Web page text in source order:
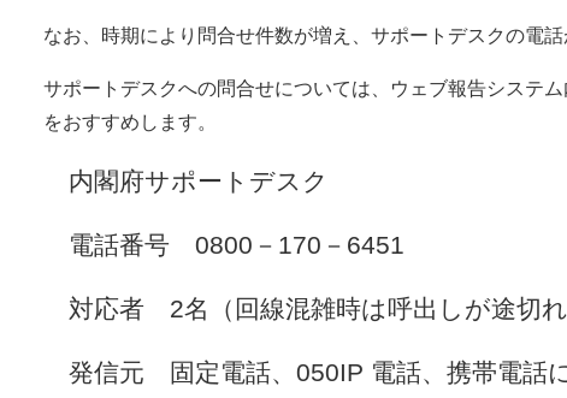
なお、時期により問合せ件数が増え、サポートデスクの電
サポートデスクへの問合せについては、ウェブ報告システ
をおすすめします。
内閣府サポートデスク
電話番号 0800－170－6451
対応者 2名（回線混雑時は呼出しが途切れ
発信元 固定電話、050IP 電話、携帯電話